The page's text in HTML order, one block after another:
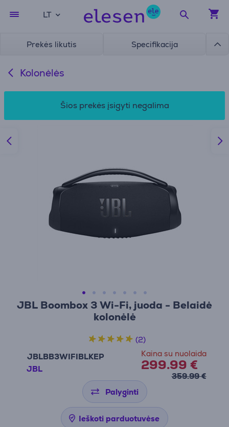
LT
Prekės likutis Specifikacija
Kolonėlės
Šios prekės įsigyti negalima
JBL Boombox 3 Wi-Fi, juoda - Belaidė
kolonėlė
JBLBB3WIFIBLKEP
JBL
Kaina su nuolaida
299.99 €
359.99 €
(2)
Palyginti
Ieškoti parduotuvėse